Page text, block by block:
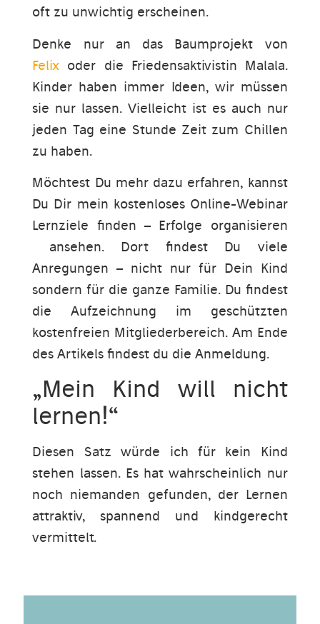
oft zu unwichtig erscheinen.
Denke nur an das Baumprojekt von
Felix oder die Friedensaktivistin Malala.
Kinder haben immer Ideen, wir müssen
sie nur lassen. Vielleicht ist es auch nur
jeden Tag eine Stunde Zeit zum Chillen
zu haben.
Möchtest Du mehr dazu erfahren, kannst
Du Dir mein kostenloses Online-Webinar
Lernziele finden – Erfolge organisieren
ansehen. Dort findest Du viele
Anregungen – nicht nur für Dein Kind
sondern für die ganze Familie. Du findest
die Aufzeichnung im geschützten
kostenfreien Mitgliederbereich. Am Ende
des Artikels findest du die Anmeldung.
„Mein Kind will nicht
lernen!“
Diesen Satz würde ich für kein Kind
stehen lassen. Es hat wahrscheinlich nur
noch niemanden gefunden, der Lernen
attraktiv, spannend und kindgerecht
vermittelt.